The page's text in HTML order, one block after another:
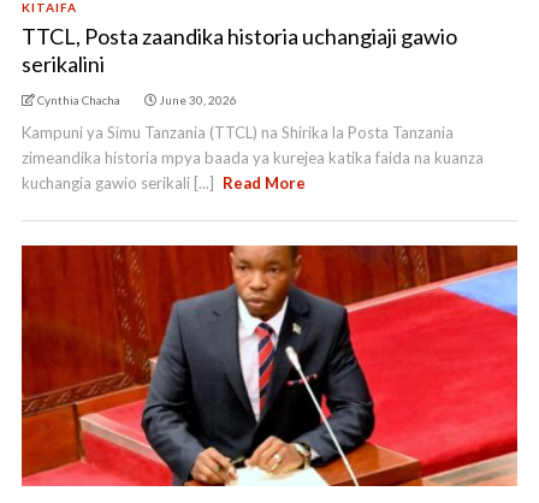
KITAIFA
TTCL, Posta zaandika historia uchangiaji gawio
serikalini
Cynthia Chacha June 30, 2026
Kampuni ya Simu Tanzania (TTCL) na Shirika la Posta Tanzania
zimeandika historia mpya baada ya kurejea katika faida na kuanza
kuchangia gawio serikali [...]
Read More